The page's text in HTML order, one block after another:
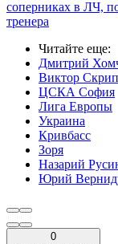
соперниках в ЛЧ,
тренера
Читайте еще:
Дмитрий
Виктор
ЦСКА София
Лига Европы
Украина
Кривбасс
Зоря
Назарий
Юрий
0